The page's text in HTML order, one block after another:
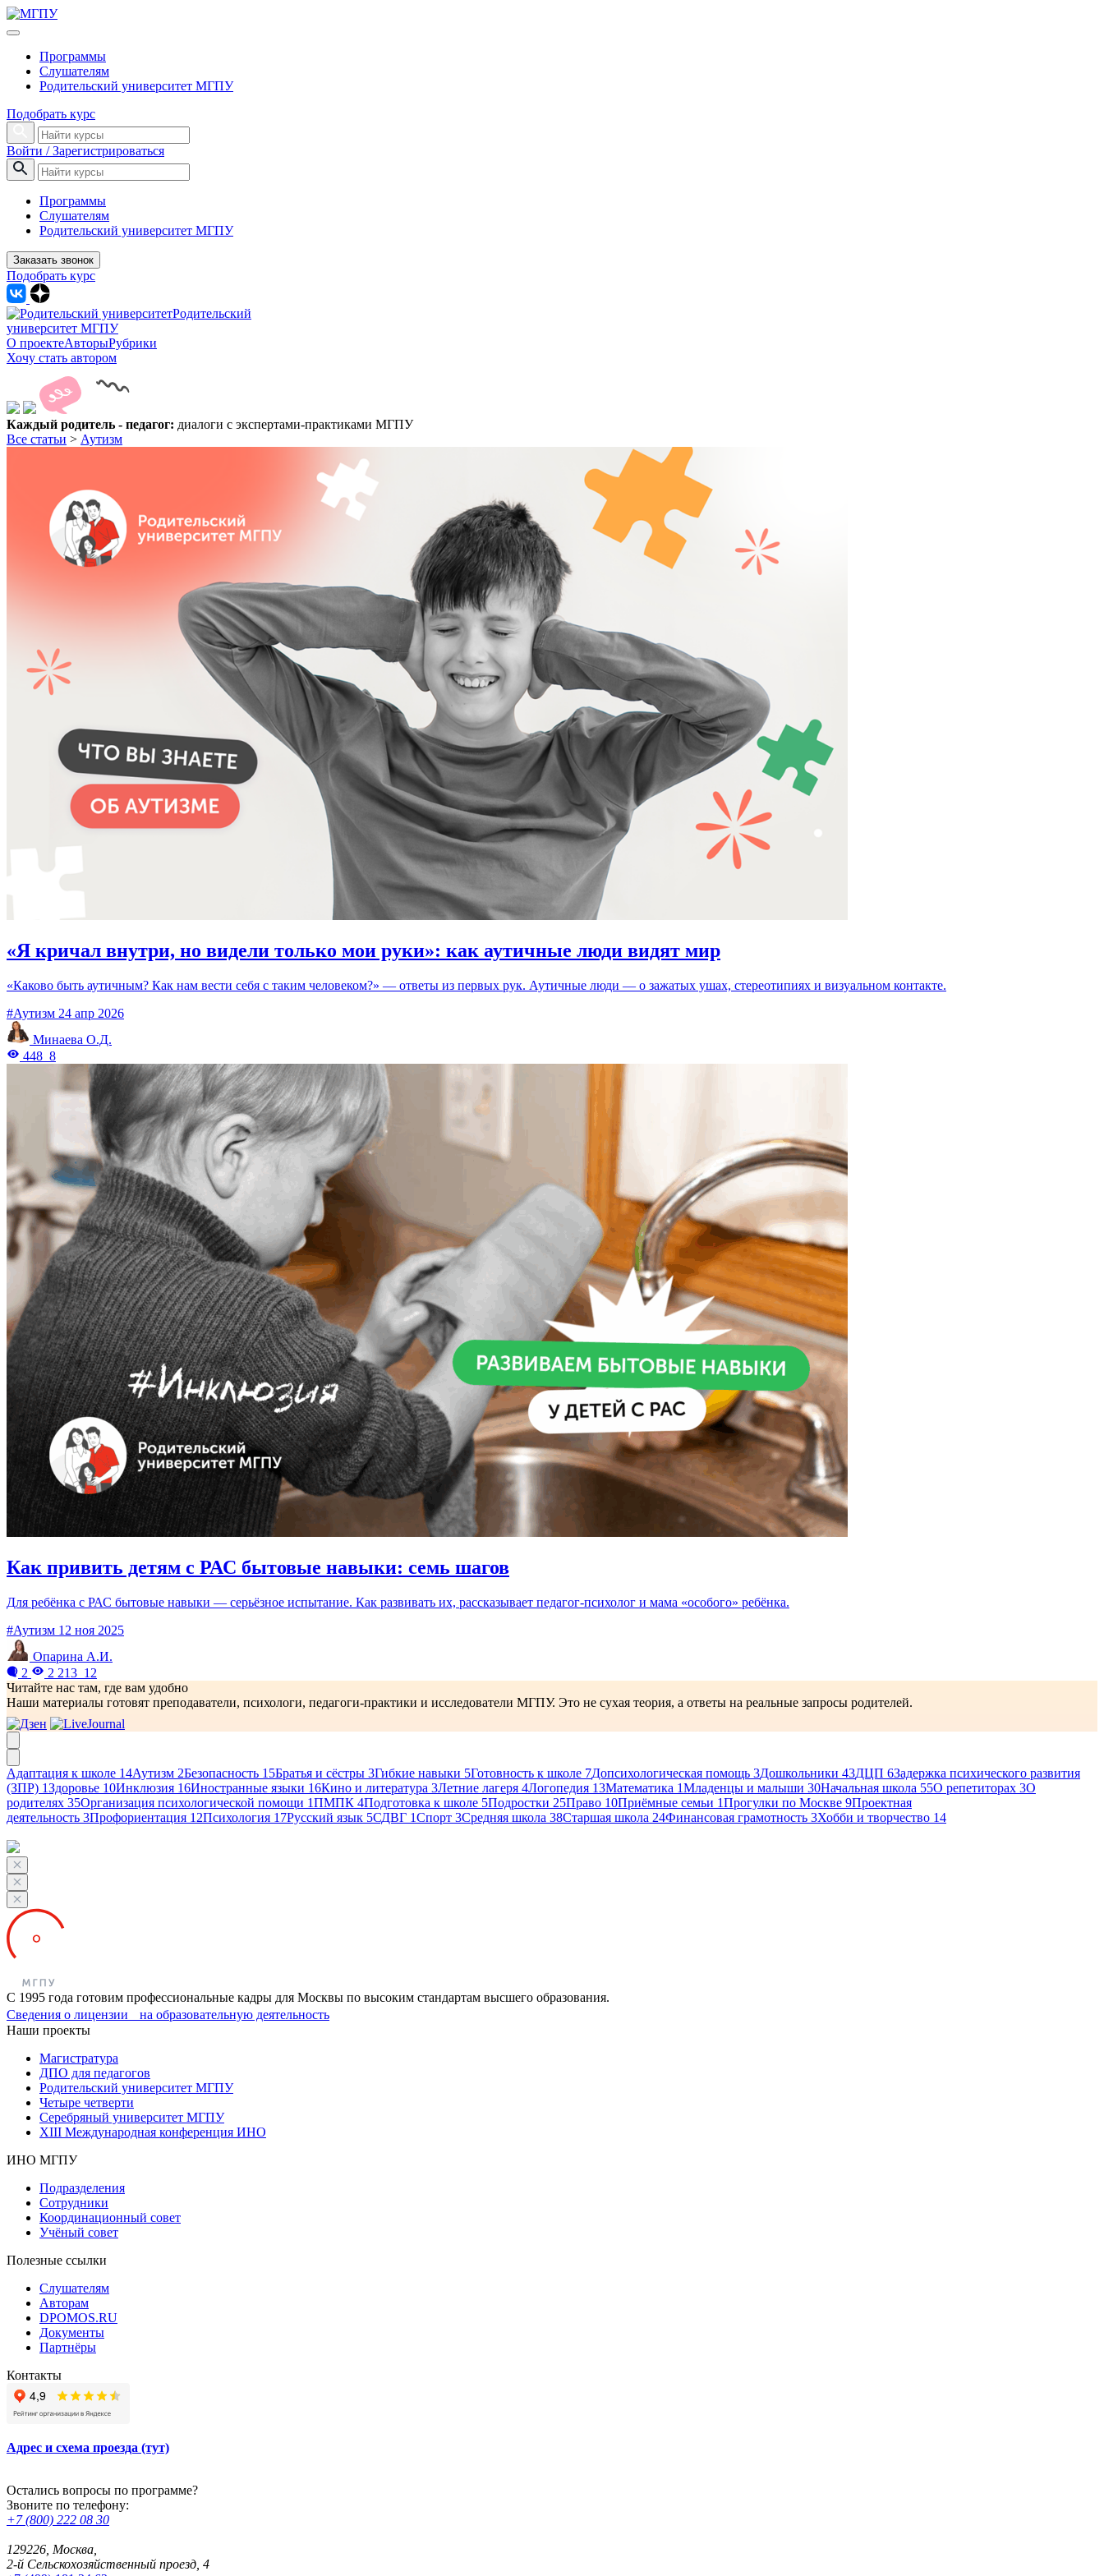
Программы
Слушателям
Родительский университет МГПУ
Подобрать курс
Войти / Зарегистрироваться
Программы
Слушателям
Родительский университет МГПУ
Заказать звонок
Подобрать курс
Родительский
университет МГПУ
О проектеАвторыРубрики
Хочу стать автором
Каждый родитель - педагог: диалоги с экспертами-практиками МГПУ
Все статьи > Аутизм
«Я кричал внутри, но видели только мои руки»: как аутичные люди видят мир
«Каково быть аутичным? Как нам вести себя с таким человеком?» — ответы из первых рук. Аутичные люди — о зажатых ушах, стереотипиях и визуальном контакте.
#Аутизм 24 апр 2026
Минаева О.Д.
448 8
Как привить детям с РАС бытовые навыки: семь шагов
Для ребёнка с РАС бытовые навыки — серьёзное испытание. Как развивать их, рассказывает педагог-психолог и мама «особого» ребёнка.
#Аутизм 12 ноя 2025
Опарина А.И.
2
2 213 12
Читайте нас там, где вам удобно
Наши материалы готовят преподаватели, психологи, педагоги-практики и исследователи МГПУ. Это не сухая теория, а ответы на реальные запросы родителей.
Адаптация к школе 14Аутизм 2Безопасность 15Братья и сёстры 3Гибкие навыки 5Готовность к школе 7Допсихологическая помощь 3Дошкольники 43ДЦП 6Задержка психического развития
(ЗПР) 1Здоровье 10Инклюзия 16Иностранные языки 16Кино и литература 3Летние лагеря 4Логопедия 13Математика 1Младенцы и малыши 30Начальная школа 55О репетиторах 3О
родителях 35Организация психологической помощи 1ПМПК 4Подготовка к школе 5Подростки 25Право 10Приёмные семьи 1Прогулки по Москве 9Проектная
деятельность 3Профориентация 12Психология 17Русский язык 5СДВГ 1Спорт 3Средняя школа 38Старшая школа 24Финансовая грамотность 3Хобби и творчество 14
С 1995 года готовим профессиональные кадры для Москвы по высоким стандартам высшего образования.
Сведения о лицензии на образовательную деятельность
Наши проекты
Магистратура
ДПО для педагогов
Родительский университет МГПУ
Четыре четверти
Серебряный университет МГПУ
XIII Международная конференция ИНО
ИНО МГПУ
Подразделения
Сотрудники
Координационный совет
Учёный совет
Полезные ссылки
Слушателям
Авторам
DPOMOS.RU
Документы
Партнёры
Контакты
Адрес и схема проезда (тут)
Остались вопросы по программе?
Звоните по телефону:
+7 (800) 222 08 30
129226, Москва,
2-й Сельскохозяйственный проезд, 4